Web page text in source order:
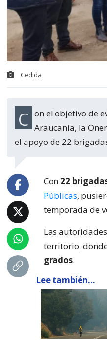
Cedida
Con el objetivo de evitar incendios forestales durante el verano en la región de La Araucanía, la
el apoyo de 22
Con 22
Públicas,
temporada de
Las
territorio,
grados.
Lee también...